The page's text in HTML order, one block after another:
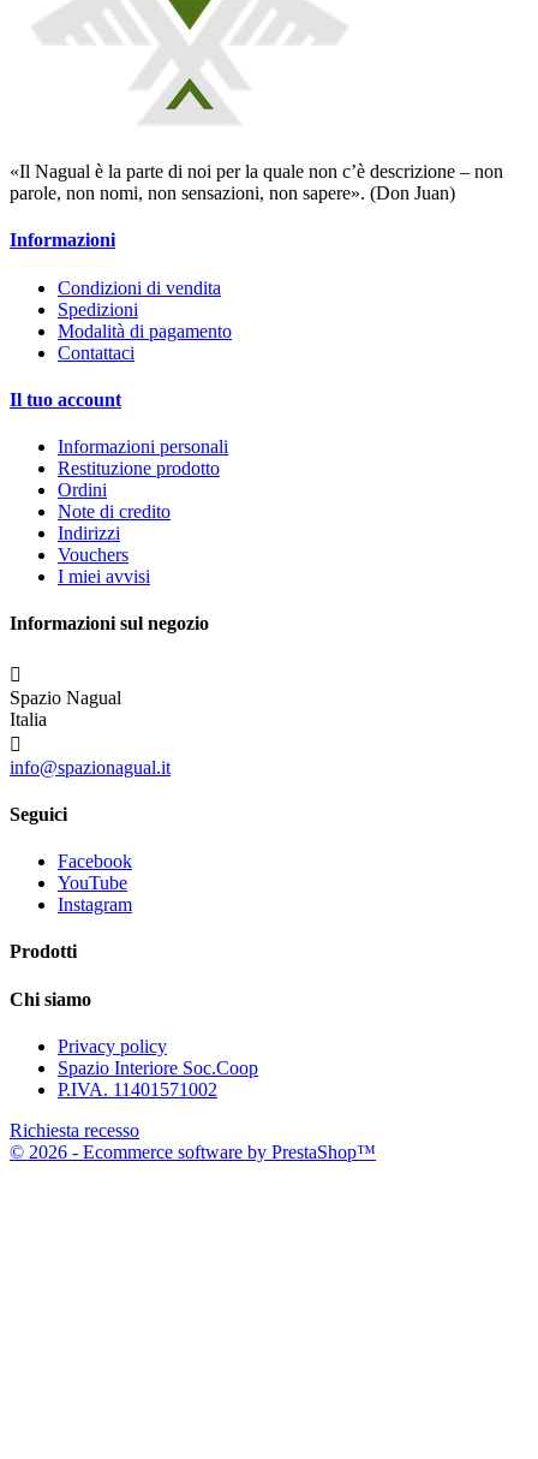
«Il Nagual è la parte di noi per la quale non c’è descrizione – non
parole, non nomi, non sensazioni, non sapere». (Don Juan)
Informazioni
Condizioni di vendita
Spedizioni
Modalità di pagamento
Contattaci
Il tuo account
Informazioni personali
Restituzione prodotto
Ordini
Note di credito
Indirizzi
Vouchers
I miei avvisi
Informazioni sul negozio

Spazio Nagual
Italia

info@spazionagual.it
Seguici
Facebook
YouTube
Instagram
Prodotti
Chi siamo
Privacy policy
Spazio Interiore Soc.Coop
P.IVA. 11401571002
Richiesta recesso
© 2026 - Ecommerce software by PrestaShop™